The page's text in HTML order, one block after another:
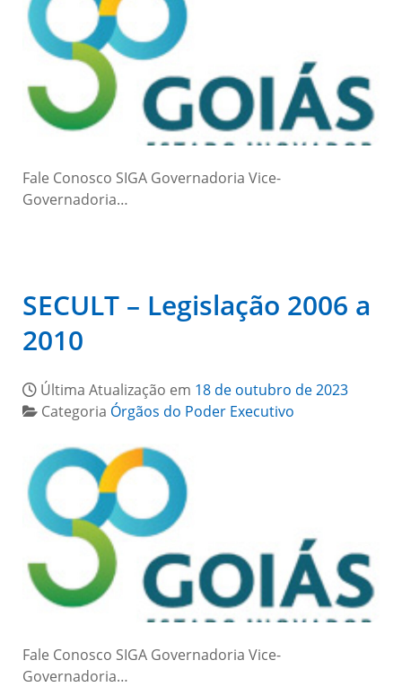
Fale Conosco SIGA Governadoria Vice-
Governadoria…
SECULT – Legislação 2006 a
2010
Última Atualização em 18 de outubro de 2023
Categoria Órgãos do Poder Executivo
Fale Conosco SIGA Governadoria Vice-
Governadoria…